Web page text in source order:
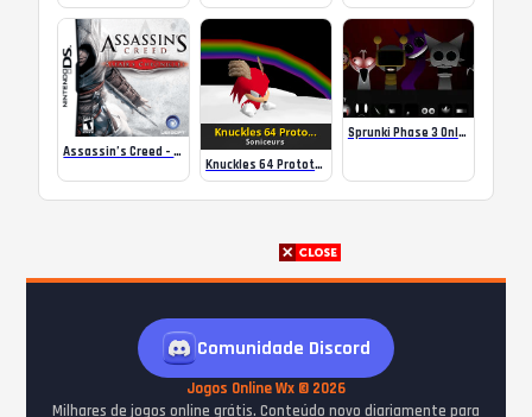
Assassin’s Creed – Altair’s Chronicles (USA)
Knuckles 64 Prototype – Super Mario 64
Sprunki Phase 3 Online
Comunidade Discord
Jogos Online Wx © 2026
Milhares de jogos online grátis. Conteúdo novo diariamente para